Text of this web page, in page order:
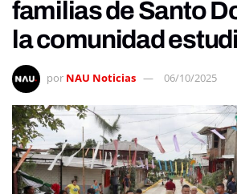
familias de Santo
la comunidad
por NAU Noticias 06/10/2025